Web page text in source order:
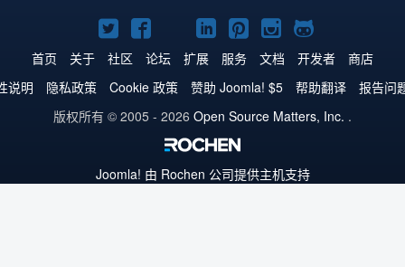
Twitter
主
页
Facebook
主
页
YouTube
主
页
LinkedIn
主
页
Pinterest
主
页
Instagram
主
页
GitHub
主
页
首页 关于 社区 论坛 扩展 服务 文档 开发者
商店
说明
隐私政策 Cookie 政策 赞助 Joomla! $5 帮助翻译
报告问
版权所有 © 2005 - 2026 Open Source Matters, Inc. .
Joomla! 由 Rochen 公司提供主机支持